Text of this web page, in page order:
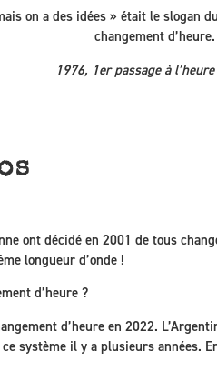
on a des idées » était le slogan
changement d’heure.
1976, 1er passage à l’heure
ont décidé en 2001 de tous
longueur d’onde !
d’heure ?
d’heure en 2022.
système il y a plusieurs années.